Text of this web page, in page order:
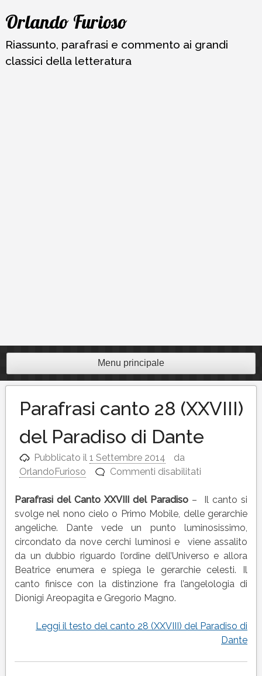
Vai
contenuto
Orlando Furioso
Riassunto, parafrasi e commento ai grandi
classici della letteratura
Menu principale
Parafrasi canto 28 (XXVIII)
del Paradiso di Dante
Pubblicato il1 Settembre 2014
da
OrlandoFurioso
Commenti disabilitati
canto
28
(XXVIII)
del
Paradiso
di
Dante
Parafrasi del Canto XXVIII del Paradiso– Il canto si
svolge nel nono cielo o Primo Mobile, delle gerarchie
angeliche. Dante vede un punto luminosissimo,
circondato da nove cerchi luminosi e viene assalito
da un dubbio riguardo l’ordine dell’Universo e allora
Beatrice enumera e spiega le gerarchie celesti. Il
canto finisce con la distinzione fra l’angelologia di
Dionigi Areopagita e Gregorio Magno.
Leggi il testo del canto 28 (XXVIII) del Paradiso di
Dante